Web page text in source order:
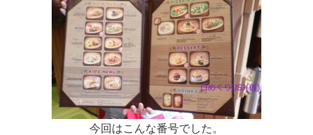
今回はこんな番号でした。